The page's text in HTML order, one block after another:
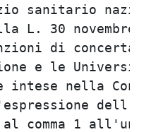
sanitario
L. 30
di
Regione e
le intese nella
l'espressione
al comma 1